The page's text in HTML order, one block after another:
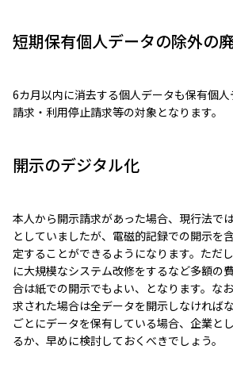
短期保有個人データの除外の
6カ月以内に消去する個人データも保有個
請求・利用停止請求等の対象となります。
開示のデジタル化
本人から開示請求があった場合、現行法で
としていましたが、電磁的記録での開示を
定することができるようになります。ただ
に大規模なシステム改修をするなど多額の
合は紙での開示でもよい、となります。な
求された場合は全データを開示しなければ
ごとにデータを保有している場合、企業と
るか、早めに検討しておくべきでしょう。